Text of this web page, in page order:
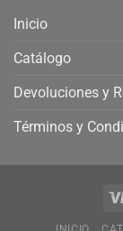
Inicio
Catálogo
Devoluciones y
Términos y